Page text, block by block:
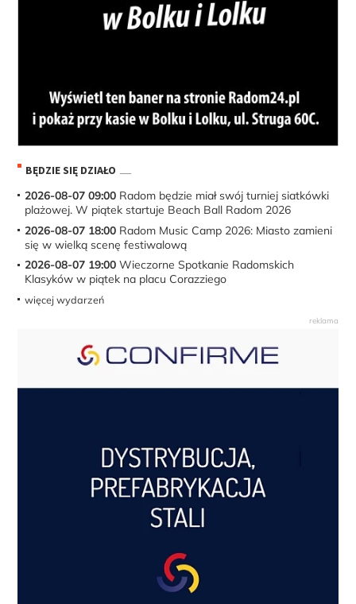
BĘDZIE SIĘ DZIAŁO
2026-08-07 09:00 Radom będzie miał swój turniej siatkówki
plażowej. W piątek startuje Beach Ball Radom 2026
2026-08-07 18:00 Radom Music Camp 2026: Miasto zamieni
się w wielką scenę festiwalową
2026-08-07 19:00 Wieczorne Spotkanie Radomskich
Klasyków w piątek na placu Corazziego
więcej wydarzeń